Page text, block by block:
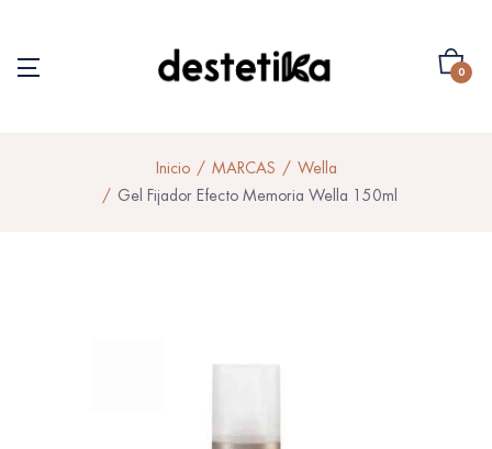
0
Inicio MARCAS
Wella
Gel Fijador Efecto Memoria Wella 150ml